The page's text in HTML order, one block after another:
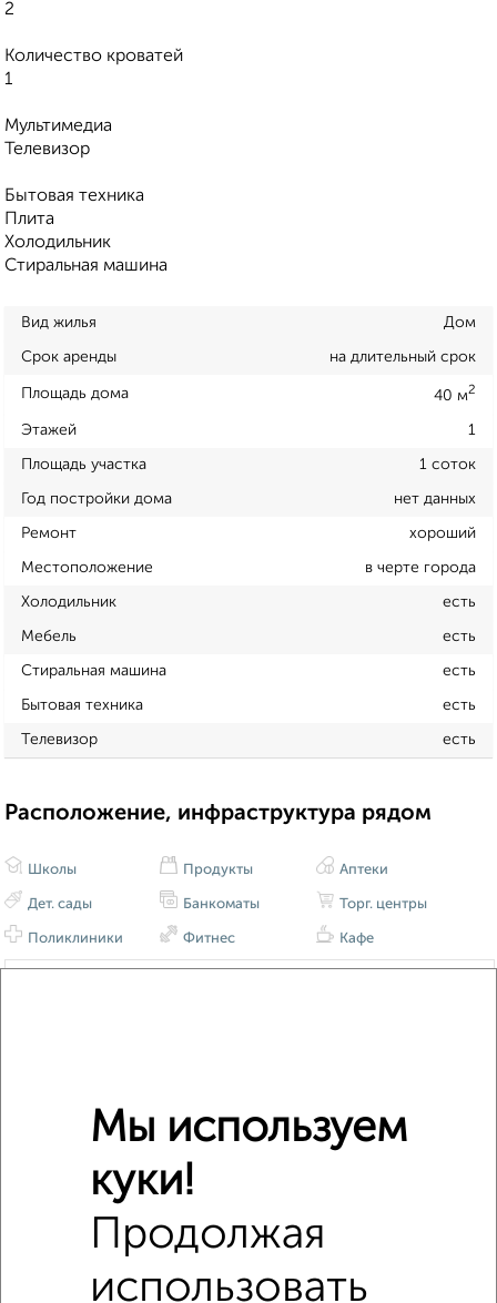
2
Количество кроватей
1
Мультимедиа
Телевизор
Бытовая техника
Плита
Холодильник
Стиральная машина
Вид жилья Дом
Срок аренды на длительный срок
Площадь дома 40 м2
Этажей 1
Площадь участка 1 соток
Год постройки дома нет данных
Ремонт хороший
Местоположение в черте города
Холодильник есть
Мебель есть
Стиральная машина есть
Бытовая техника есть
Телевизор есть
Расположение, инфраструктура рядом
Школы
Дет. сады
Поликлиники
Продукты
Банкоматы
Фитнес
Аптеки
Торг. центры
Кафе
Мы используем
куки!
Продолжая
использовать